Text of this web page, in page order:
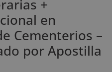
+
en
Cementerios –
por Apostilla